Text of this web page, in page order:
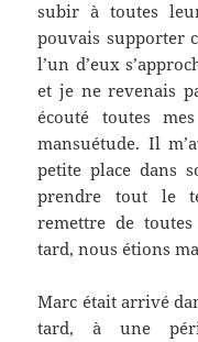
subir à toutes
pouvais supporter
l’un d’eux
et je ne revenais
écouté toutes
mansuétude. Il
petite place dans
prendre tout le
remettre de
tard, nous étions
Marc était arrivé
tard, à une